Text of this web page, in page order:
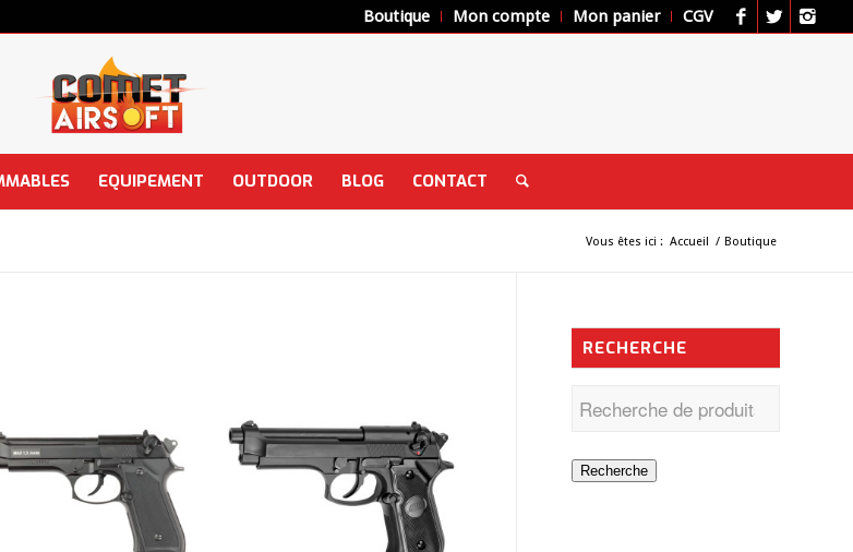
Boutique Mon compte Mon panier CGV
EQUIPEMENT OUTDOOR BLOG CONTACT
Vous êtes ici : Accueil / Boutique
RECHERCHE
Recherche